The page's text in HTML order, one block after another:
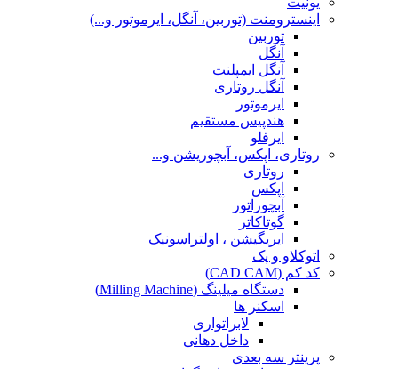
اینسترومنت (توربین، آنگل، ایرموتور و...)
توربین
آنگل
آنگل ایمپلنت
آنگل روتاری
ایرموتور
هندپیس مستقیم
ایرفلو
روتاری، اپکس، آبچوریشن و...
روتاری
اپکس
آبچوراتور
گوتاکاتر
ایریگیشن ، اولتراسونیک
اتوکلاو و پک
کد کم (CAD CAM)
دستگاه میلینگ (Milling Machine)
اسکنر ها
لابراتواری
داخل دهانی
پرینتر سه بعدی